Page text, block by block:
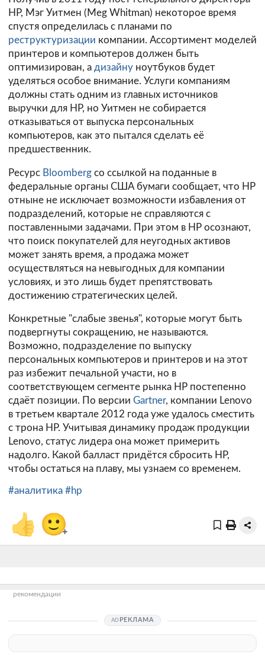
HP, Мэг Уитмен (Meg Whitman) некоторое время
спустя определилась с планами по
реструктуризации компании. Ассортимент моделей
принтеров и компьютеров должен быть
оптимизирован, а дизайну ноутбуков будет
уделяться особое внимание. Услуги компаниям
должны стать одним из главных источников
выручки для HP, но Уитмен не собирается
отказываться от выпуска персональных
компьютеров, как это пытался сделать её
предшественник.
Ресурс Bloomberg со ссылкой на поданные в
федеральные органы США бумаги сообщает, что HP
отныне не исключает возможности избавления от
подразделений, которые не справляются с
поставленными задачами. При этом в HP осознают,
что поиск покупателей для неугодных активов
может занять время, а продажа может
осуществляться на невыгодных для компании
условиях, и это лишь будет препятствовать
достижению стратегических целей.
Конкретные "слабые звенья", которые могут быть
подвергнуты сокращению, не называются.
Возможно, подразделение по выпуску
персональных компьютеров и принтеров и на этот
раз избежит печальной участи, но в
соответствующем сегменте рынка HP постепенно
сдаёт позиции. По версии Gartner, компании Lenovo
в третьем квартале 2012 года уже удалось сместить
с трона HP. Учитывая динамику продаж продукции
Lenovo, статус лидера она может примерить
надолго. Какой балласт придётся сбросить HP,
чтобы остаться на плаву, мы узнаем со временем.
#аналитика #hp
👍 🙂+
рекомендации
РЕКЛАМА